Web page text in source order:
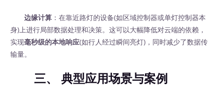
边缘计算 ：在靠近路灯的设备(如区域控制器或单灯控制器本
身)上进行局部数据处理和决策。这可以大幅降低对云端的依赖，
实现毫秒级的本地响应(如行人经过瞬间亮灯)，同时减少了数据传
输量。
三、 典型应用场景与案例